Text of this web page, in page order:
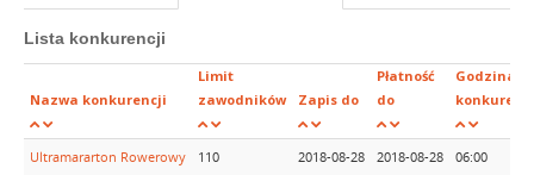
Lista konkurencji
Nazwa konkurencji
Limit
zawodników
Zapis do
Płatność
do
Godzina
Ultramararton Rowerowy 110 2018-08-28 2018-08-28 06:00